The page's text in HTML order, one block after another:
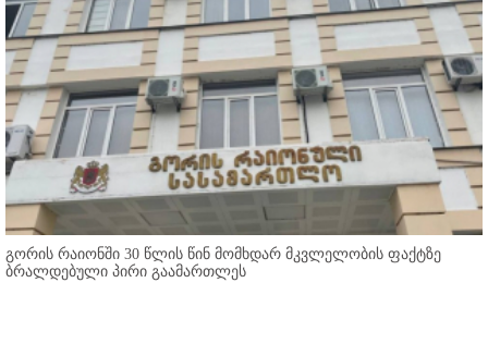
გორის რაიონში 30 წლის წინ მომხდარ მკვლელობის ფაქტზე
ბრალდებული პირი გაამართლეს